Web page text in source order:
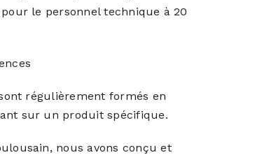
pour le personnel technique à 20
régulièrement formés en
sur un produit spécifique.
nous avons conçu et